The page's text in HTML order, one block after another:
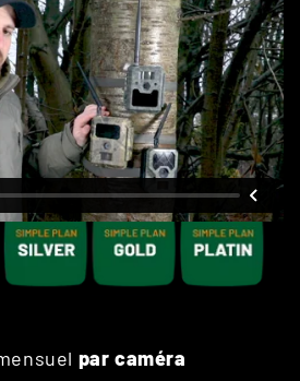
DES
DE TARIFICATION
par caméra